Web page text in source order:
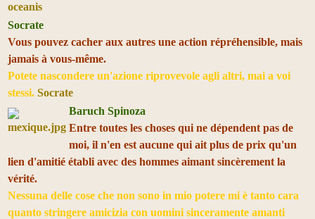
oceanis
Socrate
Vous pouvez cacher aux autres une action répréhensible, mais
jamais à vous-même.
Potete nascondere un'azione riprovevole agli altri, mai a voi
stessi. Socrate
Baruch Spinoza
Entre toutes les choses qui ne dépendent pas de
moi, il n'en est aucune qui ait plus de prix qu'un
lien d'amitié établi avec des hommes aimant sincèrement la
vérité.
Nessuna delle cose che non sono in mio potere mi è tanto cara
quanto stringere amicizia con uomini sinceramente amanti